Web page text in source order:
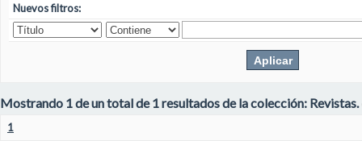
Nuevos filtros:
Mostrando 1 de un total de 1 resultados de la colección: Revistas.
1